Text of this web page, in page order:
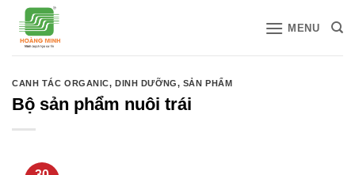
qua
MENU
CANH TÁC ORGANIC,DINH DƯỠNG, SẢN PHẨM
Bộ sản phẩm nuôi trái